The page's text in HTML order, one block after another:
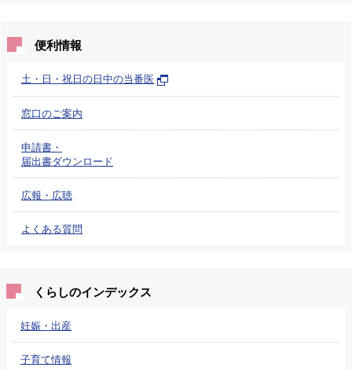
便利情報
土・日・祝日の日中の当番医
窓口のご案内
申請書・
届出書ダウンロード
広報・広聴
よくある質問
くらしのインデックス
妊娠・出産
子育て情報